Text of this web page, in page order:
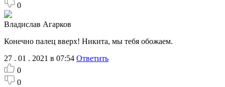
0
Владислав Агарков
Конечно палец вверх! Никита, мы тебя обожаем.
27 . 01 . 2021 в 07:54 Ответить
0
0